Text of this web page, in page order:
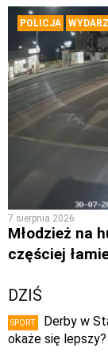
POLICJA
7 sierpnia 2026
Młodzież na
częściej
DZIŚ
SPORT
Derby w
okaże się lepszy?